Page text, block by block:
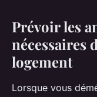
Prévoir les
nécessaires
logement
Lorsque vous